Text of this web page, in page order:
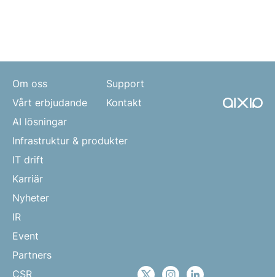
Om oss
Vårt erbjudande
AI lösningar
Infrastruktur & produkter
IT drift
Karriär
Nyheter
IR
Event
Partners
CSR
Support
Kontakt